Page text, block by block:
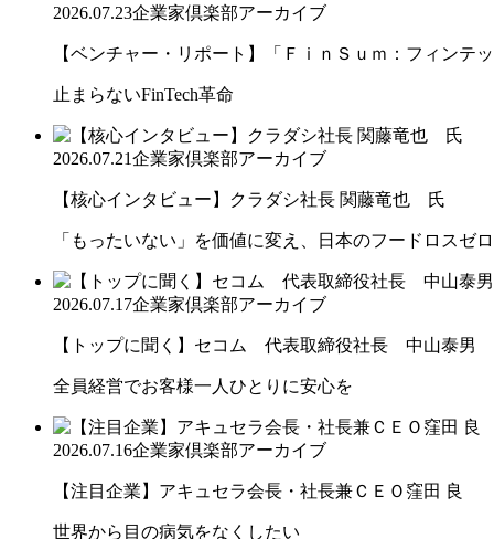
2026.07.23企業家倶楽部アーカイブ
【ベンチャー・リポート】「ＦｉｎＳｕｍ：フィンテ
止まらないFinTech革命
2026.07.21企業家倶楽部アーカイブ
【核心インタビュー】クラダシ社長 関藤竜也 氏
「もったいない」を価値に変え、日本のフードロスゼ
2026.07.17企業家倶楽部アーカイブ
【トップに聞く】セコム 代表取締役社長 中山泰男
全員経営でお客様一人ひとりに安心を
2026.07.16企業家倶楽部アーカイブ
【注目企業】アキュセラ会長・社長兼ＣＥＯ窪田 良
世界から目の病気をなくしたい